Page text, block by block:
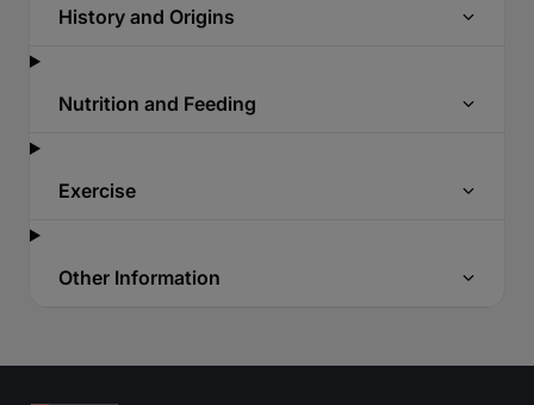
History and Origins
Nutrition and Feeding
Exercise
Other Information